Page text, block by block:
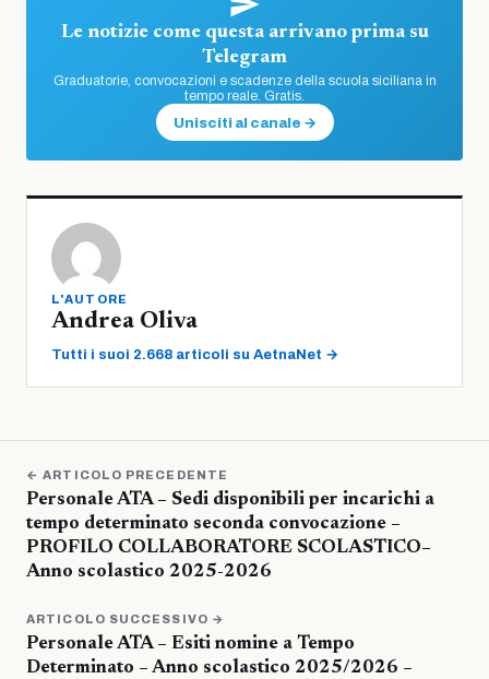
Le notizie come questa arrivano prima su
Telegram
Graduatorie, convocazioni e scadenze della scuola siciliana in
tempo reale. Gratis.
Unisciti al canale →
L'AUTORE
Andrea Oliva
Tutti i suoi 2.668 articoli su AetnaNet →
← ARTICOLO PRECEDENTE
Personale ATA – Sedi disponibili per incarichi a
tempo determinato seconda convocazione –
PROFILO COLLABORATORE SCOLASTICO–
Anno scolastico 2025-2026
ARTICOLO SUCCESSIVO →
Personale ATA – Esiti nomine a Tempo
Determinato – Anno scolastico 2025/2026 –